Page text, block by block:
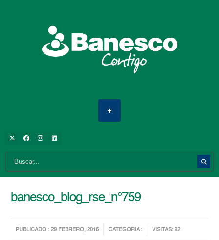
banesco_blog_rse_n°759
PUBLICADO : 29 FEBRERO, 2016 CATEGORIA : VISITAS: 92